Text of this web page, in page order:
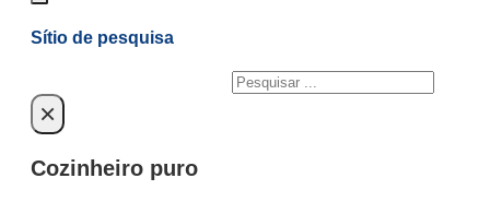
Sítio de pesquisa
Pesquisar
×
Cozinheiro puro